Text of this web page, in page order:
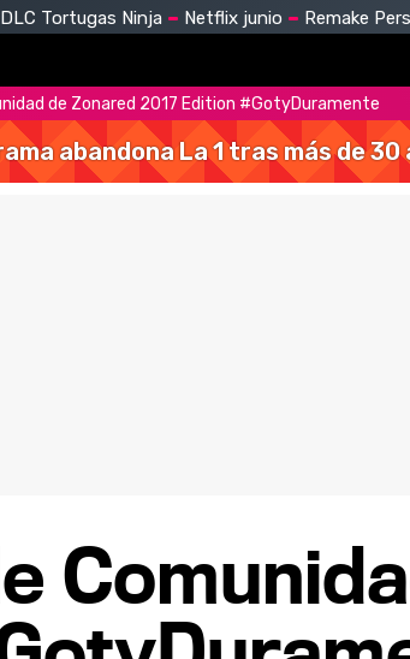
DLC Tortugas Ninja Netflix junio Remake
de Zonared 2017 Edition #GotyDuramente
abandona La 1 tras más de 30